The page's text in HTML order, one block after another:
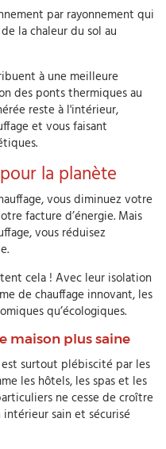
par rayonnement qui
la chaleur du sol au
à une meilleure
des ponts thermiques au
reste à l'intérieur,
et vous faisant
la planète
vous diminuez votre
facture d’énergie. Mais
vous réduisez
cela ! Avec leur isolation
de chauffage innovant, les
qu’écologiques.
maison plus saine
surtout plébiscité par les
les hôtels, les spas et les
ne cesse de croître
sain et sécurisé